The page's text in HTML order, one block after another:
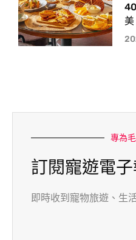
美
專為
訂閱寵遊電
即時收到寵物旅遊、生